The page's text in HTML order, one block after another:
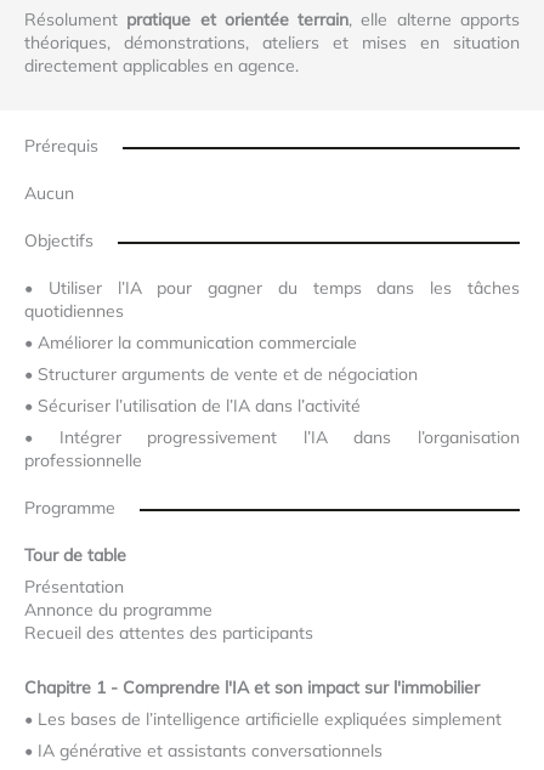
Résolument pratique et orientée terrain, elle alterne apports
théoriques, démonstrations, ateliers et mises en situation
directement applicables en agence.
Prérequis
Aucun
Objectifs
• Utiliser l’IA pour gagner du temps dans les tâches
quotidiennes
• Améliorer la communication commerciale
• Structurer arguments de vente et de négociation
• Sécuriser l’utilisation de l’IA dans l’activité
• Intégrer progressivement l’IA dans l’organisation
professionnelle
Programme
Tour de table
Présentation
Annonce du programme
Recueil des attentes des participants
Chapitre 1 - Comprendre l'IA et son impact sur l'immobilier
• Les bases de l’intelligence artificielle expliquées simplement
• IA générative et assistants conversationnels